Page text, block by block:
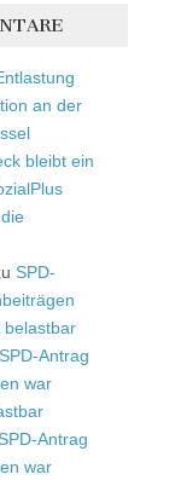
an der
bleibt ein
SPD-
belastbar
SPD-Antrag
war
SPD-Antrag
war